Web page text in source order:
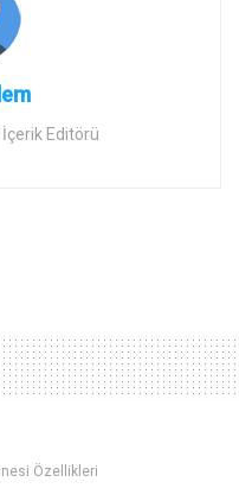
Editörü
Özellikleri